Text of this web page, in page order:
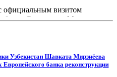
официальным визитом
Эммануэль Макрон в
по ночному Самарканду.
Узбекистан Шавката Мирзиёева
банка реконструкции